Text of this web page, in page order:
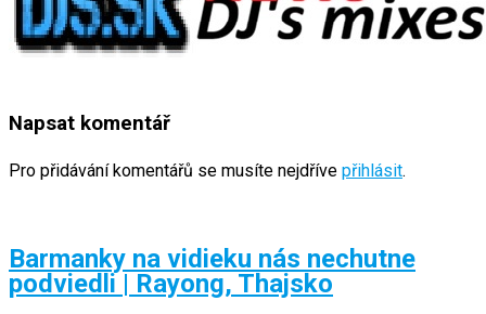
Napsat komentář
Pro přidávání komentářů se musíte nejdříve přihlásit.
Barmanky na vidieku nás nechutne
podviedli | Rayong, Thajsko